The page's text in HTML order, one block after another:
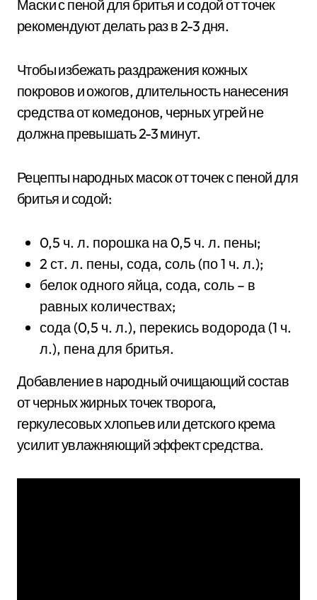
Маски с пеной для бритья и содой от точек
рекомендуют делать раз в 2-3 дня.
Чтобы избежать раздражения кожных
покровов и ожогов, длительность нанесения
средства от комедонов, черных угрей не
должна превышать 2-3 минут.
Рецепты народных масок от точек с пеной для
бритья и содой:
0,5 ч. л. порошка на 0,5 ч. л. пены;
2 ст. л. пены, сода, соль (по 1 ч. л.);
белок одного яйца, сода, соль – в
равных количествах;
сода (0,5 ч. л.), перекись водорода (1 ч.
л.), пена для бритья.
Добавление в народный очищающий состав
от черных жирных точек творога,
геркулесовых хлопьев или детского крема
усилит увлажняющий эффект средства.